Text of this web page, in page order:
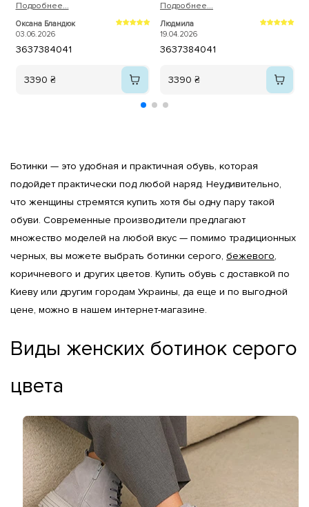
слизьковаті.
Подробнее...
Оксана Бландюк
03.06.2026
3637384041
3390 ₴
Подробнее...
Людмила
19.04.2026
3637384041
3390 ₴
Ботинки — это удобная и практичная обувь, которая
подойдет практически под любой наряд. Неудивительно,
что женщины стремятся купить хотя бы одну пару такой
обуви. Современные производители предлагают
множество моделей на любой вкус — помимо традиционных
черных, вы можете выбрать ботинки серого, бежевого,
коричневого и других цветов. Купить обувь с доставкой по
Киеву или другим городам Украины, да еще и по выгодной
цене, можно в нашем интернет-магазине.
Виды женских ботинок серого
цвета